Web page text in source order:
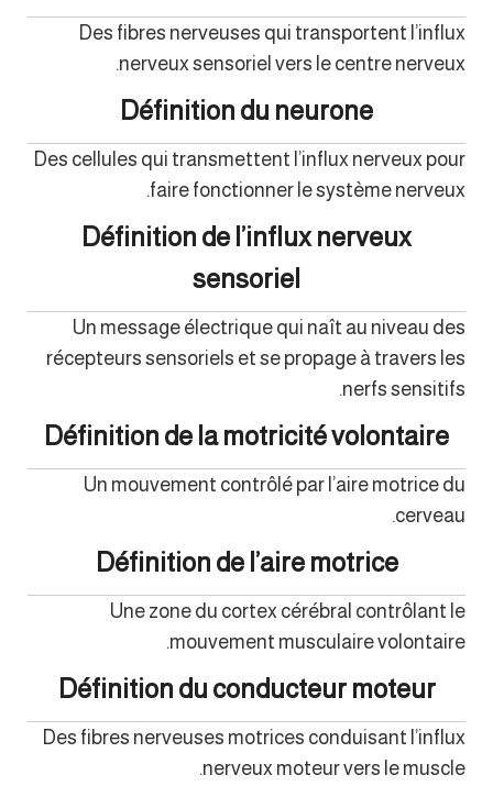
Des fibres nerveuses qui transportent l’influx
nerveux sensoriel vers le centre nerveux.
Définition du neurone
Des cellules qui transmettent l’influx nerveux pour
faire fonctionner le système nerveux.
Définition de l’influx nerveux
sensoriel
Un message électrique qui naît au niveau des
récepteurs sensoriels et se propage à travers les
nerfs sensitifs.
Définition de la motricité volontaire
Un mouvement contrôlé par l’aire motrice du
cerveau.
Définition de l’aire motrice
Une zone du cortex cérébral contrôlant le
mouvement musculaire volontaire.
Définition du conducteur moteur
Des fibres nerveuses motrices conduisant l’influx
nerveux moteur vers le muscle.